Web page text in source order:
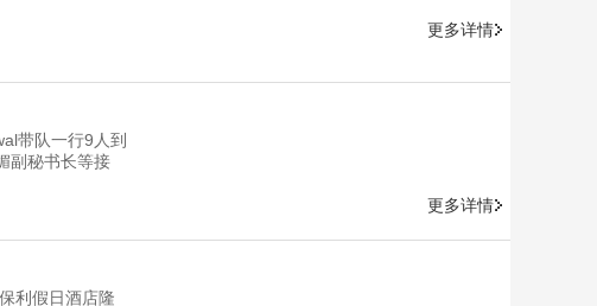
更多详情
带队一行9人到
副秘书长等接
更多详情
利假日酒店隆